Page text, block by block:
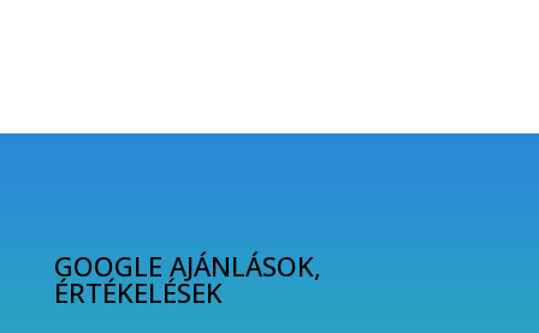
GOOGLE AJÁNLÁSOK,
ÉRTÉKELÉSEK